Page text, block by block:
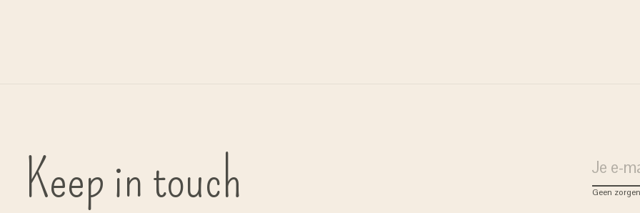
Keep in touch Geen